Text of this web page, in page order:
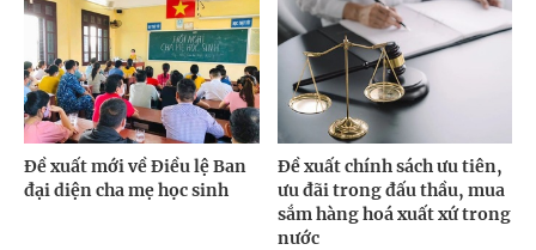
Đề xuất mới về Điều lệ Ban
đại diện cha mẹ học sinh
Đề xuất chính sách ưu tiên,
ưu đãi trong đấu thầu, mua
sắm hàng hoá xuất xứ trong
nước